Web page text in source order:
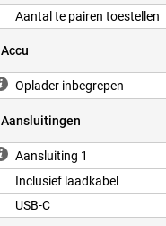
Aantal te pairen toestellen
Accu
Oplader inbegrepen
Aansluitingen
Aansluiting 1
Inclusief laadkabel
USB-C